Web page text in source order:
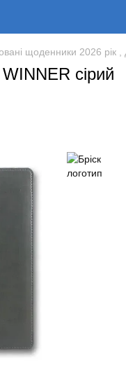
щоденники 2026 рік ,
сірий